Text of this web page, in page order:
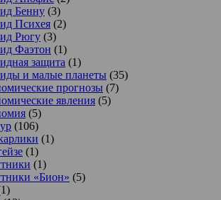
Бенну (3)
Психея (2)
Рюгу (3)
Фаэтон (1)
защита (1)
и малые планеты (35)
прогнозы (7)
явления (5)
(5)
(106)
(1)
(1)
(1)
«Бион» (5)